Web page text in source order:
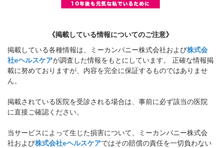
《掲載している情報についてのご注意》
掲載している各種情報は、ミーカンパニー株式会社および株式会
社eヘルスケアが調査した情報をもとにしています。 正確な情報掲
載に努めておりますが、内容を完全に保証するものではありませ
ん。
掲載されている医院を受診される場合は、事前に必ず該当の医院
に直接ご確認ください。
当サービスによって生じた損害について、ミーカンパニー株式会
社および株式会社eヘルスケアではその賠償の責任を一切負わない